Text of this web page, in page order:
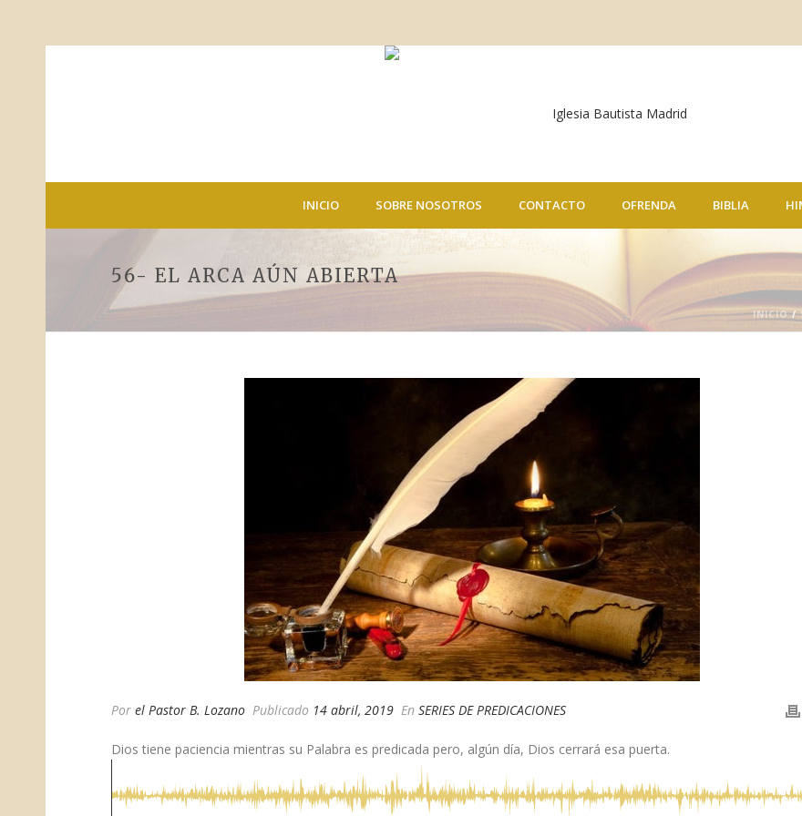
INICIO SOBRE NOSOTROS CONTACTO OFRENDA BIBLIA
56- EL ARCA AÚN ABIERTA
INICIO/
Por el Pastor B. Lozano Publicado 14 abril, 2019 En SERIES DE PREDICACIONES
Dios tiene paciencia mientras su Palabra es predicada pero, algún día, Dios cerrará esa puerta.